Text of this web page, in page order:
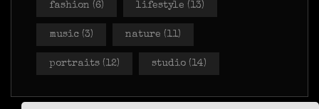
fashion (6) lifestyle (13)
music (3) nature (11)
portraits (12) studio (14)